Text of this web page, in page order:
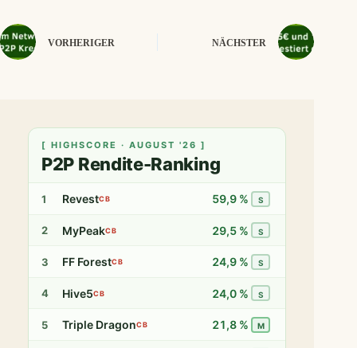
VORHERIGER NÄCHSTER
[ HIGHSCORE · AUGUST '26 ]
P2P Rendite-Ranking
1 RevestCB 59,9 % S
2 MyPeakCB 29,5 % S
3 FF ForestCB 24,9 % S
4 Hive5CB 24,0 % S
5 Triple DragonCB 21,8 % M